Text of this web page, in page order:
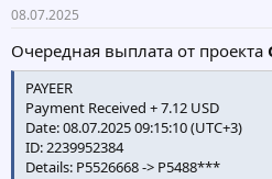
08.07.2025
Очередная выплата от проекта
PAYEER
Payment Received + 7.12 USD
Date: 08.07.2025 09:15:10 (UTC+3)
ID: 2239952384
Details: P5526668 -> P5488***